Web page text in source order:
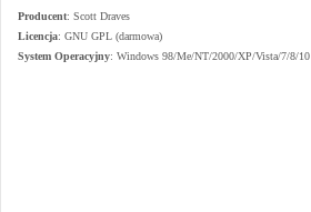
Producent: Scott Draves
Licencja: GNU GPL (darmowa)
System Operacyjny: Windows 98/Me/NT/2000/XP/Vista/7/8/10